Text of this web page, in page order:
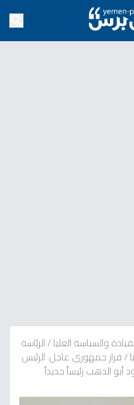
والسياسة العليا/الرئاسة
/قرار جمهوري عاجل: الرئيس
الدهب رئيساً جديداً